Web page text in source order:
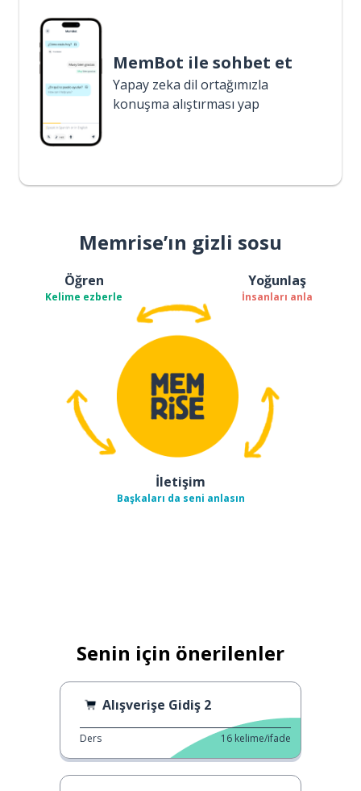
MemBot ile sohbet et
Yapay zeka dil ortağımızla
konuşma alıştırması yap
Memrise’ın gizli sosu
Öğren
Kelime ezberle
Yoğunlaş
İnsanları anla
İletişim
Başkaları da seni anlasın
Senin için önerilenler
Alışverişe Gidiş 2
Ders 16 kelime/ifade